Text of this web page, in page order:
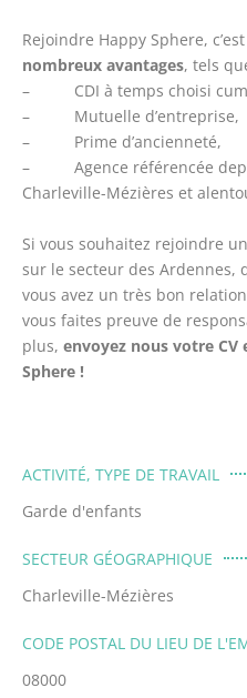
Rejoindre Happy Sphere,
nombreux avantages, tels
– CDI à temps choisi
– Mutuelle d’entreprise,
– Prime d’ancienneté,
– Agence référencée
Charleville-Mézières et
Si vous souhaitez rejoindre
sur le secteur des Ardennes,
vous avez un très bon
vous faites preuve de
plus, envoyez nous votre CV
Sphere !
ACTIVITÉ, TYPE DE TRAVAIL
Garde d'enfants
SECTEUR GÉOGRAPHIQUE
Charleville-Mézières
CODE POSTAL DU LIEU DE
08000